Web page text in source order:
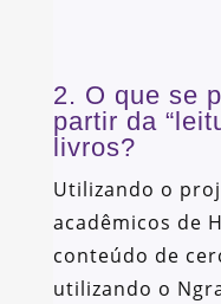
2. O que se
partir da
livros?
Utilizando o
acadêmicos de
conteúdo de
utilizando o